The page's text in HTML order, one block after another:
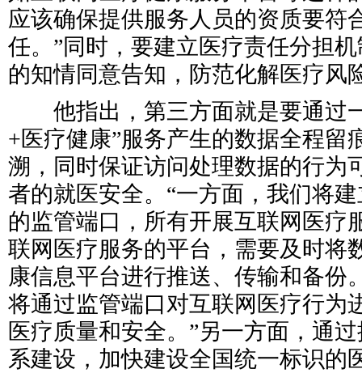
应该确保提供服务人员的资质要符
任。”同时，要建立医疗责任分担
的知情同意告知，防范化解医疗风
他指出，第三方面就是要通过
+医疗健康”服务产生的数据全程留
溯，同时保证访问处理数据的行为
者的就医安全。“一方面，我们将
的监管端口，所有开展互联网医疗
联网医疗服务的平台，需要及时将
康信息平台进行推送、传输和备份
将通过监管端口对互联网医疗行为
医疗质量和安全。”另一方面，通
系建设，加快建设全国统一标识的